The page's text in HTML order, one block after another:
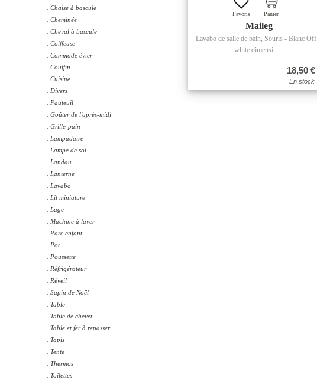
. Chaise à bascule
. Cheminée
. Cheval à bascule
. Coiffeuse
. Commode évier
. Couffin
. Cuisine
. Divers
. Fauteuil
. Goûter de l'après-midi
. Grille-pain
. Lampadaire
. Lampe de sol
. Landau
. Lanterne
. Lavabo
. Lit miniature
. Luge
. Machine à laver
. Parc enfant
. Pot
. Poussette
. Réfrigérateur
. Réveil
. Sapin de Noël
. Table
. Table de chevet
. Table et fer à repasser
. Tapis
. Tente
. Thermos
. Toilettes
Favoris Panier
Maileg
Lavabo de salle de bain, Souris - Blanc Off
white dimensi...
18,50 €
En stock